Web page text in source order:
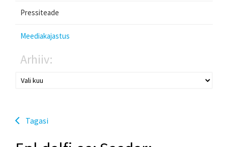
Pressiteade
Meediakajastus
Arhiiv:
Tagasi